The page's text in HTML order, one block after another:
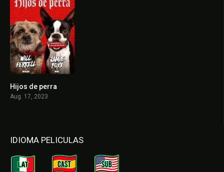
Hijos de perra
Aug. 17, 2023
IDIOMA PELICULAS